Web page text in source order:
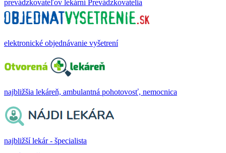
prevádzkovateľov lekární Prevádzkovatelia
elektronické objednávanie vyšetrení
najbližšia lekáreň, ambulantná pohotovosť, nemocnica
najbližší lekár - špecialista